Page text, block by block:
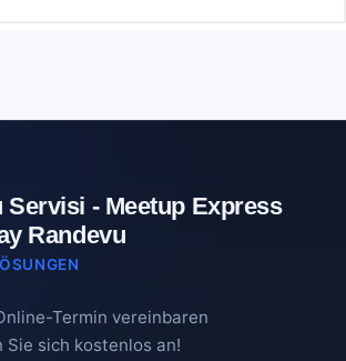
Servisi - Meetup Express
Randevu
Termin vereinbaren
Sie sich kostenlos an!